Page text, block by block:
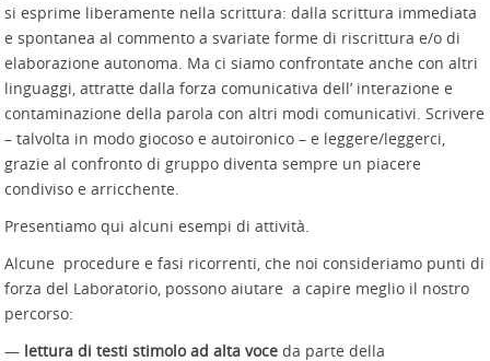
si esprime liberamente nella scrittura: dalla scrittura immediata
e spontanea al commento a svariate forme di riscrittura e/o di
elaborazione autonoma. Ma ci siamo confrontate anche con altri
linguaggi, attratte dalla forza comunicativa dell’ interazione e
contaminazione della parola con altri modi comunicativi. Scrivere
– talvolta in modo giocoso e autoironico – e leggere/leggerci,
grazie al confronto di gruppo diventa sempre un piacere
condiviso e arricchente.
Presentiamo qui alcuni esempi di attività.
Alcune procedure e fasi ricorrenti, che noi consideriamo punti di
forza del Laboratorio, possono aiutare a capire meglio il nostro
percorso:
— lettura di testi stimolo ad alta voce da parte della